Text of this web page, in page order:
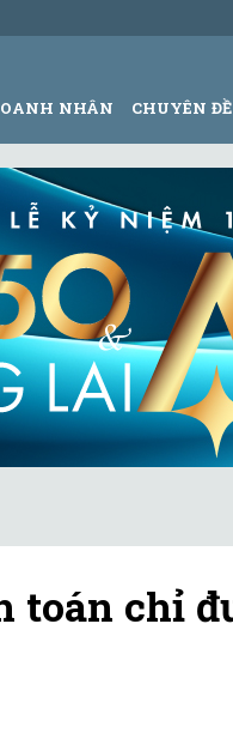
NHÂN CHUYÊN ĐỀ
toán chỉ